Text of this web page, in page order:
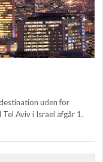
uden for
Aviv i Israel afgår 1.